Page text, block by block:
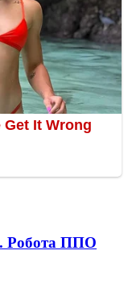
Робота ППО